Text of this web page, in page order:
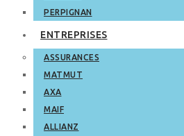
PERPIGNAN
ENTREPRISES
ASSURANCES
MATMUT
AXA
MAIF
ALLIANZ